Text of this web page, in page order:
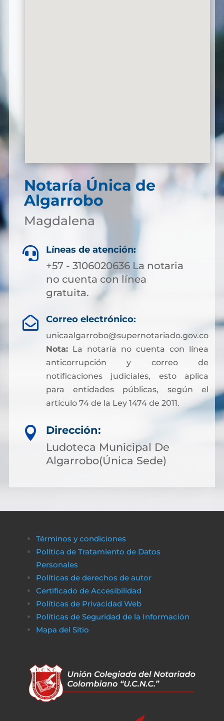
Notaría Única de
Algarrobo
Magdalena
 Líneas de atención:
+57 - 3106020636 La notaria
no cuenta con línea
gratuita.
 Correo electrónico:
unicaalgarrobo@supernotariado.gov.co
Nota:La notaría no cuenta con línea
anticorrupción y correo de
notificaciones judiciales, esto aplica
para entidades públicas, según el
artículo 74 de la Ley 1474 de 2011.

Dirección:
Ludoteca Municipal De
Algarrobo(Única Sede)
Términos y condiciones
Política de Tratamiento de Datos
Personales
Políticas de derechos de autor
Certificado de Accesibilidad
Políticas de Privacidad Web
Políticas de Seguridad de la Información
Mapa del Sitio